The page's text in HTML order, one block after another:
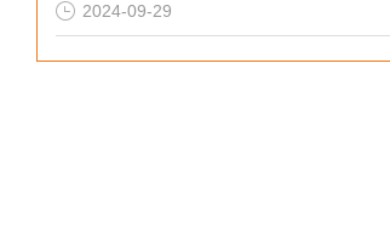
2024-09-29